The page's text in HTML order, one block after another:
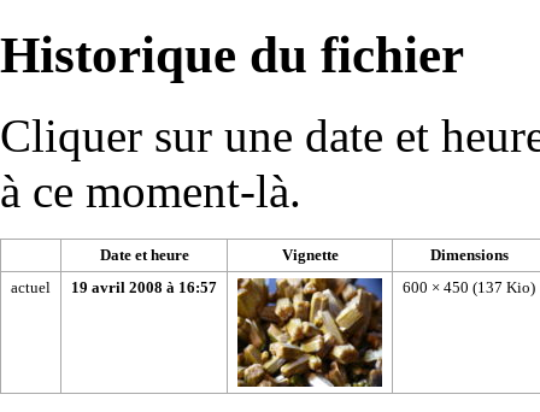
Historique du fichier
Cliquer sur une date et
à ce moment-là.
Date et heure Vignette
Dimensions
actuel
19 avril 2008 à 16:57 600 × 450 (137 Kio)